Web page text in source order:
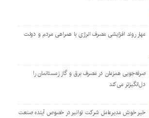
مهار روند افزایشی مصرف انرژی با همراهی مردم و دولت
صرفه‌جویی همزمان در مصرف برق و گاز زمستانمان را
دل‌انگیزتر می‌کند
خبر خوش مدیرعامل شرکت توانیر در خصوص آینده صنعت